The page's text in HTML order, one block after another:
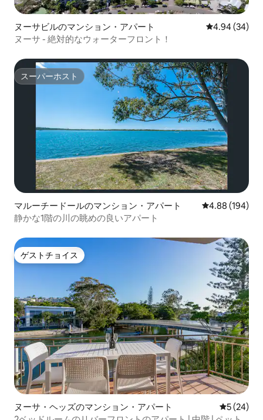
ヌーサビルのマンション・アパート レビュー34
4.94 (34)
ヌーサ - 絶対的なウォーターフロント！
スーパーホスト
スーパーホスト
マルーチードールのマンション・アパート レビュー194
4.88 (194)
静かな1階の川の眺めの良いアパート
ゲストチョイス
ゲストチョイス
ヌーサ・ヘッズのマンション・アパート レビュー
5 (24)